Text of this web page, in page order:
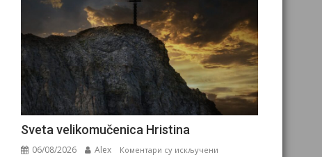
Svеta vеlikоmučеnica Hristina
06/08/2026 Alex Коментари су искључени